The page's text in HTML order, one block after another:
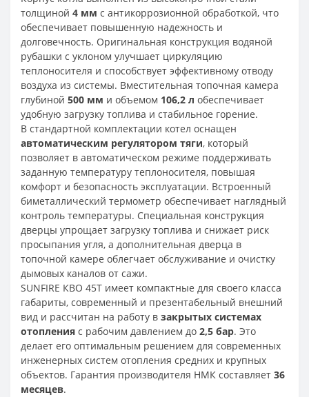
толщиной 4 мм с антикоррозионной обработкой, что
обеспечивает повышенную надежность и
долговечность. Оригинальная конструкция водяной
рубашки с уклоном улучшает циркуляцию
теплоносителя и способствует эффективному отводу
воздуха из системы. Вместительная топочная камера
глубиной 500 мм и объемом 106,2 л обеспечивает
удобную загрузку топлива и стабильное горение.
В стандартной комплектации котел оснащен
автоматическим регулятором тяги, который
позволяет в автоматическом режиме поддерживать
заданную температуру теплоносителя, повышая
комфорт и безопасность эксплуатации. Встроенный
биметаллический термометр обеспечивает наглядный
контроль температуры. Специальная конструкция
дверцы упрощает загрузку топлива и снижает риск
просыпания угля, а дополнительная дверца в
топочной камере облегчает обслуживание и очистку
дымовых каналов от сажи.
SUNFIRE КВО 45Т имеет компактные для своего класса
габариты, современный и презентабельный внешний
вид и рассчитан на работу в закрытых системах
отопления с рабочим давлением до 2,5 бар. Это
делает его оптимальным решением для современных
инженерных систем отопления средних и крупных
объектов. Гарантия производителя НМК составляет 36
месяцев.